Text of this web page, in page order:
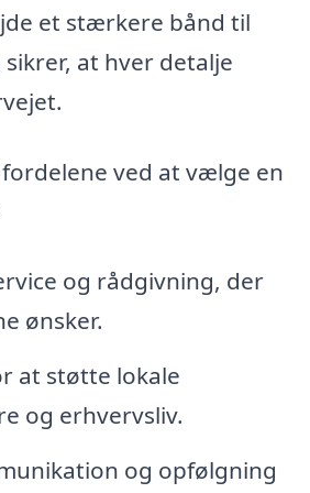
et stærkere bånd til
at hver detalje
ved at vælge en
og rådgivning, der
ønsker.
at støtte lokale
og erhvervsliv.
og opfølgning